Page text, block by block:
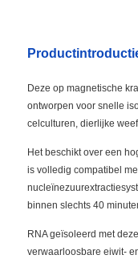
Deze op magnetische
ontworpen voor snelle
celculturen, dierlijke
Het beschikt over een
is volledig compatibel
binnen slechts 40
RNA geïsoleerd met
verwaarloosbare eiwit-